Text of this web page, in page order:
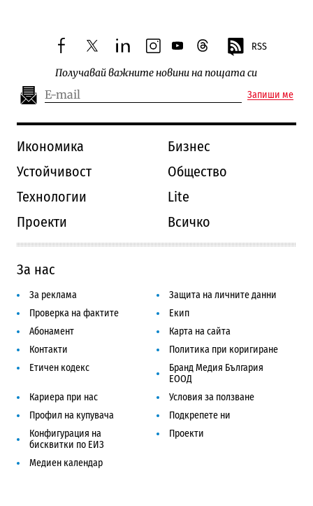
facebooktwitterlinkedininstagram
youtubethreads RSS
Получавай важните новини на пощата си
Запиши ме
Икономика
Бизнес
Устойчивост
Общество
Технологии
Lite
Проекти
Всичко
За нас
За реклама
Защита на личните данни
Проверка на фактите
Екип
Абонамент
Карта на сайта
Контакти
Политика при коригиране
Етичен кодекс
Бранд Медия България
ЕООД
Кариера при нас
Условия за ползване
Профил на купувача
Подкрепете ни
Конфигурация на
бисквитки по ЕИЗ
Проекти
Медиен календар